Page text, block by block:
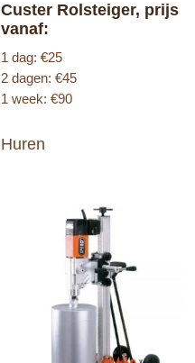
Custer Rolsteiger, prijs
vanaf:
1 dag: €25
2 dagen: €45
1 week: €90
Huren